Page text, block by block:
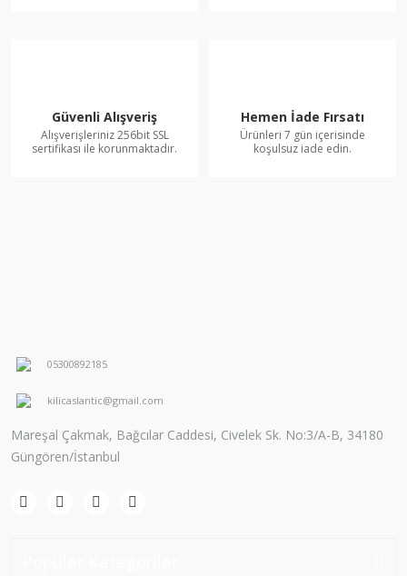
Güvenli Alışveriş
Alışverişleriniz 256bit SSL
sertifikası ile korunmaktadır.
Hemen İade Fırsatı
Ürünleri 7 gün içerisinde
koşulsuz iade edin.
05300892185
kilicaslantic@gmail.com
Mareşal Çakmak, Bağcılar Caddesi, Civelek Sk. No:3/A-B, 34180
Güngören/İstanbul